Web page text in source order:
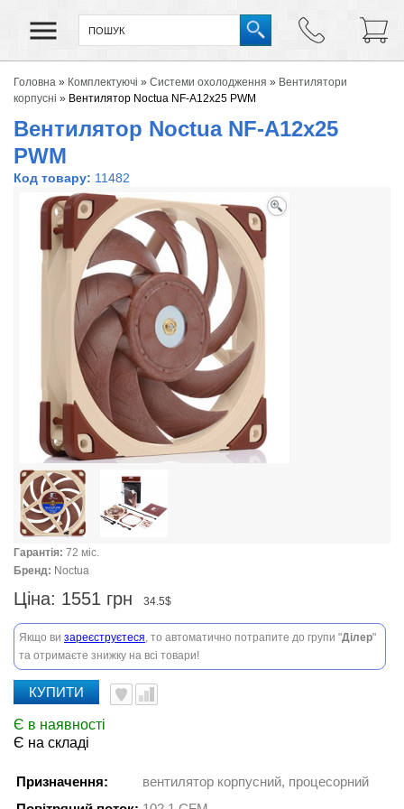
Головна » Комплектуючі » Системи охолодження » Вентилятори
корпусні » Вентилятор Noctua NF-A12x25 PWM
Вентилятор Noctua NF-A12x25
PWM
Код товару: 11482
Гарантія: 72 міс.
Бренд: Noctua
Ціна: 1551 грн 34.5$
Якщо ви зареєструєтеся, то автоматично потрапите до групи "Ділер"
та отримаєте знижку на всі товари!
КУПИТИ
Є в наявності
Є на складі
Призначення:
вентилятор корпусний, процесорний